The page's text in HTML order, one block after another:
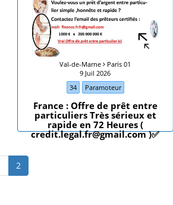
Val-de-Marne Paris 01
9 Juil 2026
34
Paramoteur
France : Offre de prêt entre
particuliers Très sérieux et
rapide en 72 Heures (
credit.legal.fr@gmail.com )✅
2